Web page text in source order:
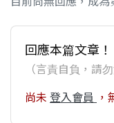
回應本篇文章！
（言責自負，請
尚未 登入會員 ，